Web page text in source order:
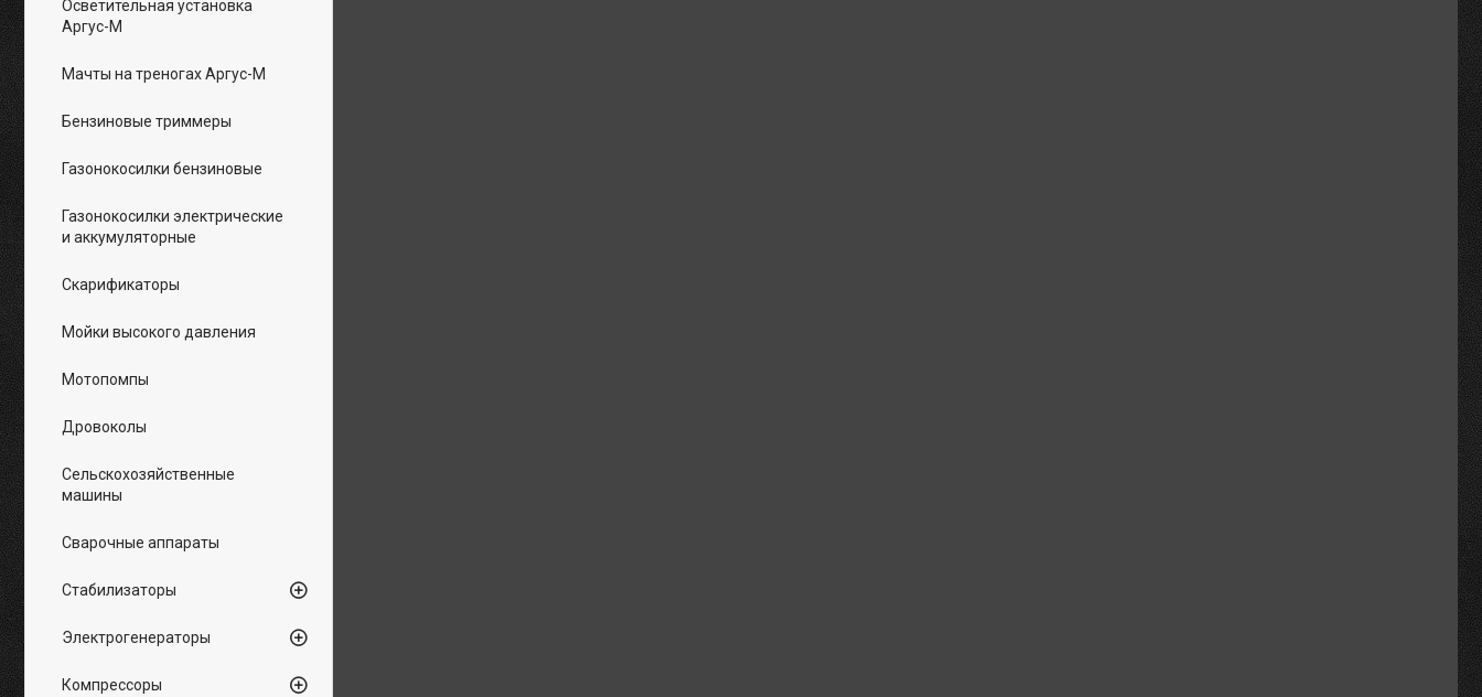
Осветительная установка
Аргус-М
Мачты на треногах Аргус-М
Бензиновые триммеры
Газонокосилки бензиновые
Газонокосилки электрические
и аккумуляторные
Скарификаторы
Мойки высокого давления
Мотопомпы
Дровоколы
Сельскохозяйственные
машины
Сварочные аппараты
Стабилизаторы
Электрогенераторы
Компрессоры